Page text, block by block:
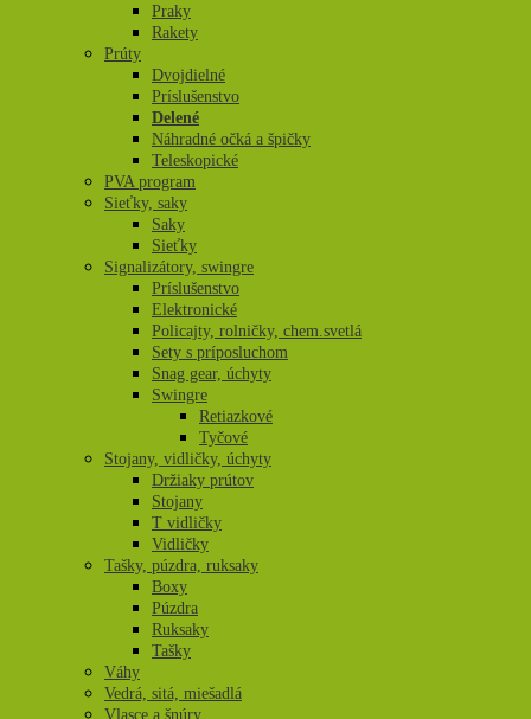
Praky
Rakety
Prúty
Dvojdielné
Príslušenstvo
Delené
Náhradné očká a špičky
Teleskopické
PVA program
Sieťky, saky
Saky
Sieťky
Signalizátory, swingre
Príslušenstvo
Elektronické
Policajty, rolničky, chem.svetlá
Sety s príposluchom
Snag gear, úchyty
Swingre
Retiazkové
Tyčové
Stojany, vidličky, úchyty
Držiaky prútov
Stojany
T vidličky
Vidličky
Tašky, púzdra, ruksaky
Boxy
Púzdra
Ruksaky
Tašky
Váhy
Vedrá, sitá, miešadlá
Vlasce a šnúry